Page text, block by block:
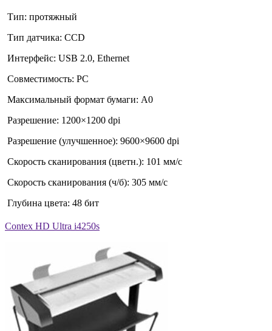
Тип: протяжный
Тип датчика: CCD
Интерфейс: USB 2.0, Ethernet
Совместимость: PC
Максимальный формат бумаги: A0
Разрешение: 1200×1200 dpi
Разрешение (улучшенное): 9600×9600 dpi
Скорость сканирования (цветн.): 101 мм/с
Скорость сканирования (ч/б): 305 мм/с
Глубина цвета: 48 бит
Contex HD Ultra i4250s